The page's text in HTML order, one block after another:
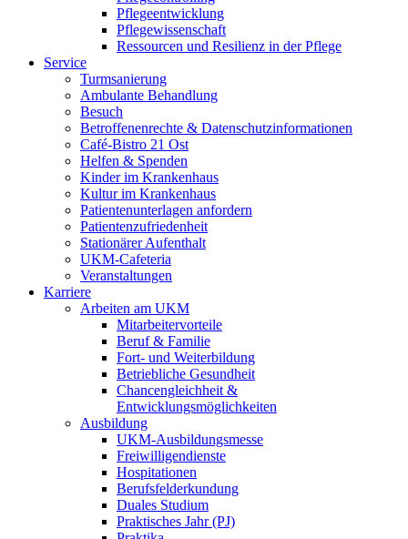
Pflegeentwicklung
Pflegewissenschaft
Ressourcen und Resilienz in der Pflege
Service
Turmsanierung
Ambulante Behandlung
Besuch
Betroffenenrechte & Datenschutzinformationen
Café-Bistro 21 Ost
Helfen & Spenden
Kinder im Krankenhaus
Kultur im Krankenhaus
Patientenunterlagen anfordern
Patientenzufriedenheit
Stationärer Aufenthalt
UKM-Cafeteria
Veranstaltungen
Karriere
Arbeiten am UKM
Mitarbeitervorteile
Beruf & Familie
Fort- und Weiterbildung
Betriebliche Gesundheit
Chancengleichheit &
Entwicklungsmöglichkeiten
Ausbildung
UKM-Ausbildungsmesse
Freiwilligendienste
Hospitationen
Berufsfelderkundung
Duales Studium
Praktisches Jahr (PJ)